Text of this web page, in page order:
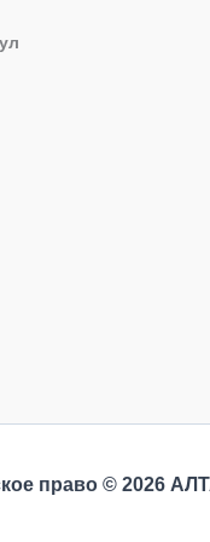
право © 2026